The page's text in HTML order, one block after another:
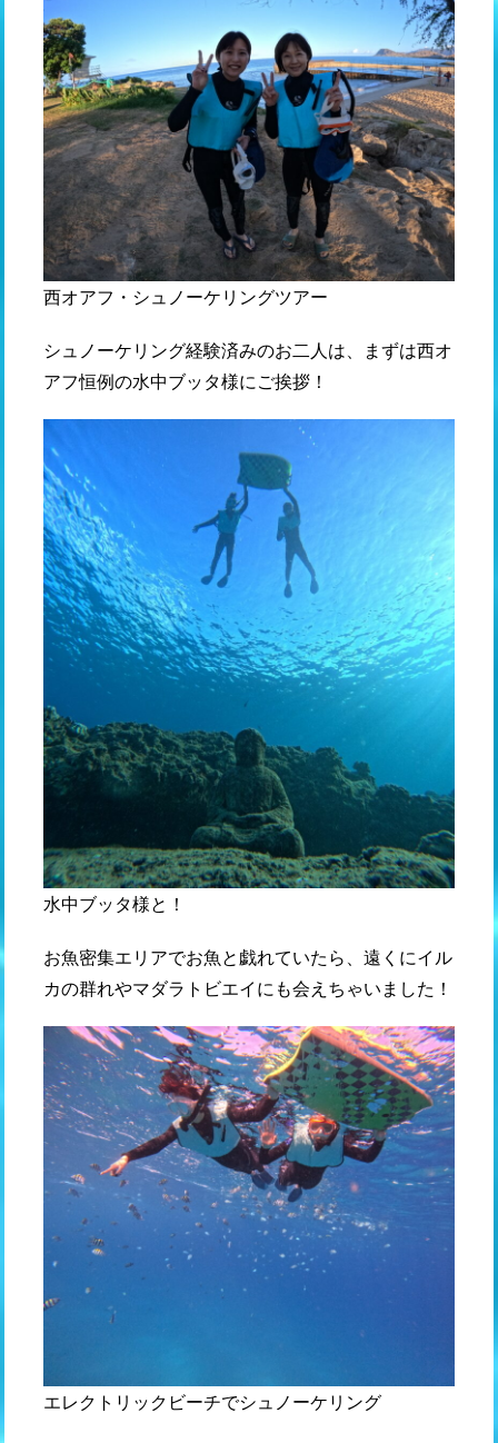
西オアフ・シュノーケリングツアー
シュノーケリング経験済みのお二人は、まずは西オ
アフ恒例の水中ブッタ様にご挨拶！
水中ブッタ様と！
お魚密集エリアでお魚と戯れていたら、遠くにイル
カの群れやマダラトビエイにも会えちゃいました！
エレクトリックビーチでシュノーケリング